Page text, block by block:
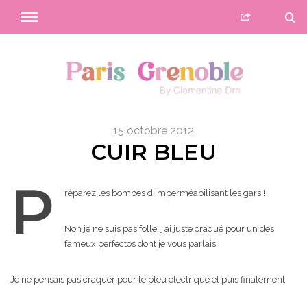
15 octobre 2012
CUIR BLEU
P réparez les bombes d’imperméabilisant les gars !
Non je ne suis pas folle, j’ai juste craqué pour un des
fameux perfectos dont je vous parlais !
Je ne pensais pas craquer pour le bleu électrique et puis finalement